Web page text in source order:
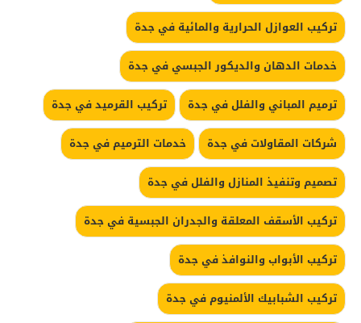
تركيب العوازل الحرارية والمائية في جدة
خدمات الدهان والديكور الجبسي في جدة
ترميم المباني والفلل في جدة
تركيب القرميد في جدة
شركات المقاولات في جدة
خدمات الترميم في جدة
تصميم وتنفيذ المنازل والفلل في جدة
تركيب الأسقف المعلقة والجدران الجبسية في جدة
تركيب الأبواب والنوافذ في جدة
تركيب الشبابيك الألمنيوم في جدة